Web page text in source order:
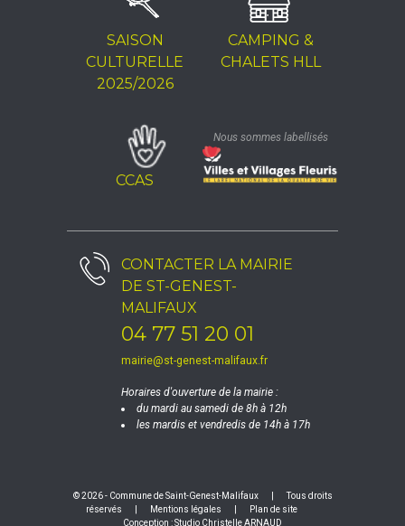
SAISON
CULTURELLE
2025/2026
CAMPING &
CHALETS HLL
CCAS
Nous sommes labellisés
CONTACTER LA MAIRIE
DE ST-GENEST-
MALIFAUX
04 77 51 20 01
mairie@st-genest-malifaux.fr
Horaires d'ouverture de la mairie :
du mardi au samedi de 8h à 12h
les mardis et vendredis de 14h à 17h
© 2026 - Commune de Saint-Genest-Malifaux
Tous droits
réservés
Mentions légales
Plan de site
Conception :Studio Christelle ARNAUD